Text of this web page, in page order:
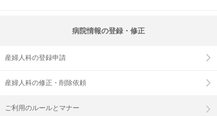
病院情報の登録・修正
産婦人科の登録申請
産婦人科の修正・削除依頼
ご利用のルールとマナー